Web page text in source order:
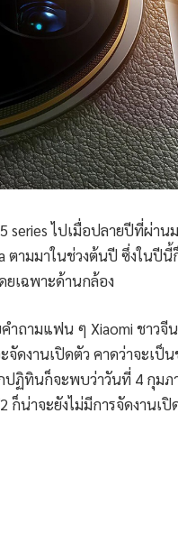
series ไปเมื่อปลายปีที่ผ่าน
ตามมาในช่วงต้นปี ซึ่งในปีนี้
ยเฉพาะด้านกล้อง
ำถามแฟน ๆ Xiaomi ชาวจี
ดงานเปิดตัว คาดว่าจะเป็น
ปฏิทินก็จะพบว่าวันที่ 4 กุม
ก็น่าจะยังไม่มีการจัดงานเ